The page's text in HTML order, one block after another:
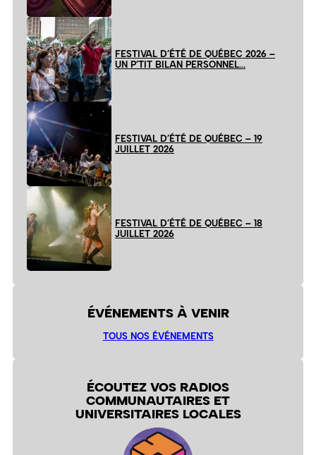
FESTIVAL D’ÉTÉ DE QUÉBEC 2026 –
UN P’TIT BILAN PERSONNEL…
FESTIVAL D’ÉTÉ DE QUÉBEC – 19
JUILLET 2026
FESTIVAL D’ÉTÉ DE QUÉBEC – 18
JUILLET 2026
ÉVÉNEMENTS À VENIR
TOUS NOS ÉVÉNEMENTS
ÉCOUTEZ VOS RADIOS
COMMUNAUTAIRES ET
UNIVERSITAIRES LOCALES